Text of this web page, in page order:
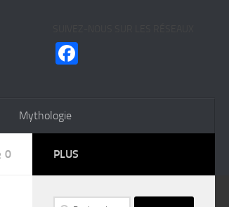
Mythologie
0 PLUS
Rechercher :